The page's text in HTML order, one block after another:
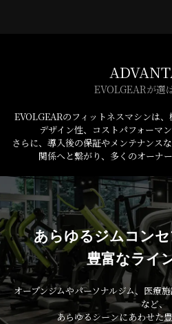
EVOLGEARが選
EVOLGEARのフィットネスマシンは
デザイン性、コストパフォーマ
さらに、導入後の保証やメンテナンス
関係へと繋がり、多くのオーナ
あらゆるジムコン
豊富なライ
オープンジムやパーソナルジム、医療
など、
あらゆるシーンにあわせた